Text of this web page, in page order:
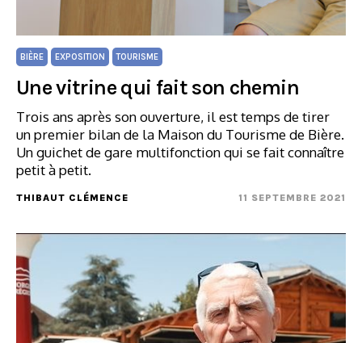
BIÈRE EXPOSITION TOURISME
Une vitrine qui fait son chemin
Trois ans après son ouverture, il est temps de tirer
un premier bilan de la Maison du Tourisme de Bière.
Un guichet de gare multifonction qui se fait connaître
petit à petit.
THIBAUT CLÉMENCE 11 SEPTEMBRE 2021